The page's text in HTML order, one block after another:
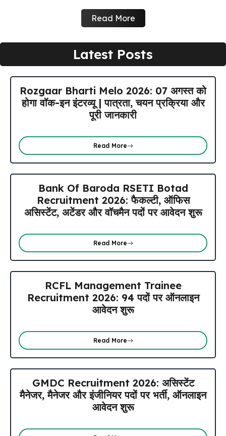
Read More
Latest Posts
Rozgaar Bharti Melo 2026: 07 अगस्त को
होगा वॉक-इन इंटरव्यू | पात्रता, चयन प्रक्रिया और
पूरी जानकारी
Read More
Bank Of Baroda RSETI Botad
Recruitment 2026: फैकल्टी, ऑफिस
असिस्टेंट, अटेंडर और वॉचमैन पदों पर आवेदन शुरू
Read More
RCFL Management Trainee
Recruitment 2026: 94 पदों पर ऑनलाइन
आवेदन शुरू
Read More
GMDC Recruitment 2026: असिस्टेंट
मैनेजर, मैनेजर और इंजीनियर पदों पर भर्ती, ऑनलाइन
आवेदन शुरू